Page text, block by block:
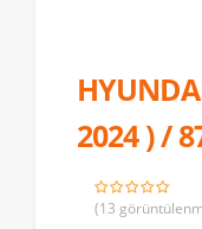
2024 ) /
(13